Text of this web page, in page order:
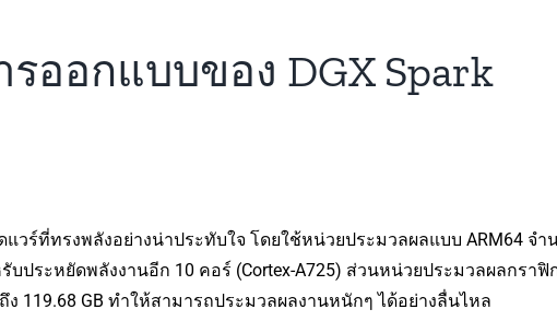
ออกแบบของ DGX Spark
วร์ที่ทรงพลังอย่างน่าประทับใจ โดยใช้หน่วยประมวลผลแบบ ARM64
บประหยัดพลังงานอีก 10 คอร์ (Cortex-A725) ส่วนหน่วยประมวลผลกราฟิ
119.68 GB ทำให้สามารถประมวลผลงานหนักๆ ได้อย่างลื่นไหล